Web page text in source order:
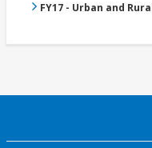
FY17 - Urban and